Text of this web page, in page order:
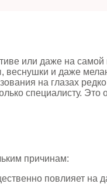
или даже на самой
веснушки и даже
на глазах
специалисту. Это
причинам:
повлияет на